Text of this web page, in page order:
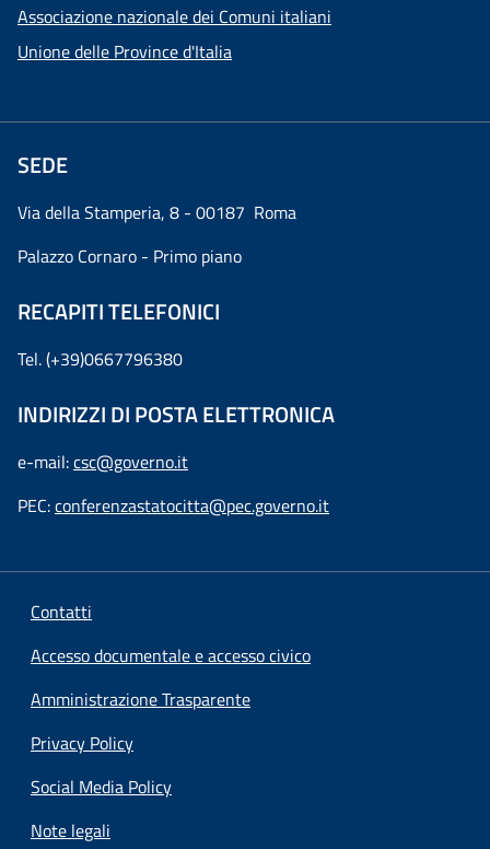
Associazione nazionale dei Comuni italiani
Unione delle Province d'Italia
SEDE
Via della Stamperia, 8 - 00187 Roma
Palazzo Cornaro - Primo piano
RECAPITI TELEFONICI
Tel. (+39)0667796380
INDIRIZZI DI POSTA ELETTRONICA
e-mail:csc@governo.it
PEC:conferenzastatocitta@pec.governo.it
Contatti
Accesso documentale e accesso civico
Amministrazione Trasparente
Privacy Policy
Social Media Policy
Note legali